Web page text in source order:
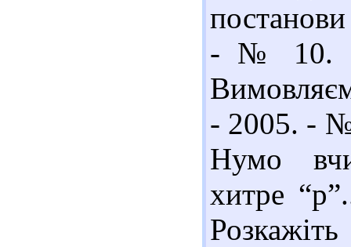
- № 10. -
- 2005. -
Нумо
хитре